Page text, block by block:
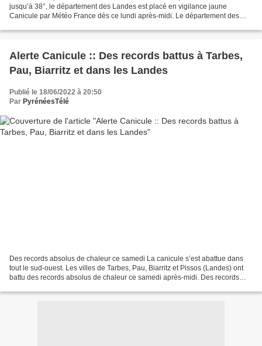
jusqu’à 38°, le département des Landes est placé en vigilance jaune
Canicule par Météo France dès ce lundi après-midi. Le département des
Alerte Canicule :: Des records battus à Tarbes,
Pau, Biarritz et dans les Landes
Publié le 18/06/2022 à 20:50
Par PyrénéesTélé
Des records absolus de chaleur ce samedi La canicule s’est abattue dans
tout le sud-ouest. Les villes de Tarbes, Pau, Biarritz et Pissos (Landes) ont
battu des records absolus de chaleur ce samedi après-midi. Des records